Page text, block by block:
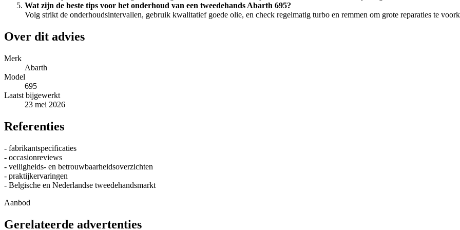
Wat zijn de beste tips voor het onderhoud van een tweedehands Abarth 695?
Volg strikt de onderhoudsintervallen, gebruik kwalitatief goede olie, en check regelmatig turbo en remmen om grote reparaties te
Over dit advies
Merk
Abarth
Model
695
Laatst bijgewerkt
23 mei 2026
Referenties
- fabrikantspecificaties
- occasionreviews
- veiligheids- en betrouwbaarheidsoverzichten
- praktijkervaringen
- Belgische en Nederlandse tweedehandsmarkt
Aanbod
Gerelateerde advertenties